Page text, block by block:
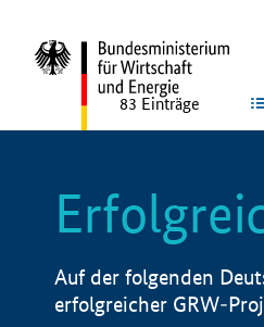
83 Einträge
Auf der folgenden
erfolgreicher GRW-